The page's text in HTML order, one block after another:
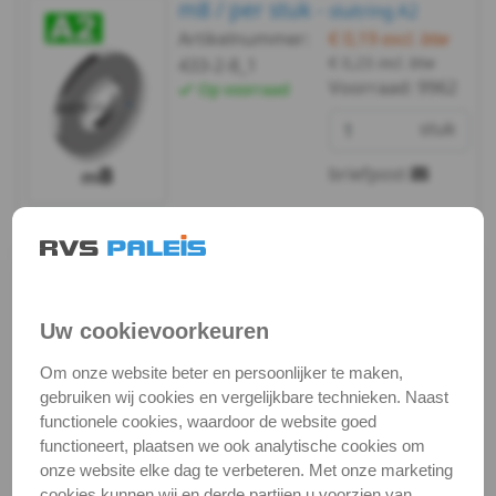
m2
DIN
433
-
A2
-
DIN
433
-
m8 / per stuk - sluitring A2
Artikelnummer:
Op voorraad
€ 0,19 excl. btw
incl. btw
Voorraad:
briefpost
Staffelprijzen bij afname vanaf:
€ 0,16 excl.btw
€ 0,17 excl.btw
m8 / verp. 200 st. -sluitring A2
Artikelnummer:
€ 8,24 excl. btw
Uw cookievoorkeuren
Om onze website beter en persoonlijker te maken,
gebruiken wij cookies en vergelijkbare technieken. Naast
functionele cookies, waardoor de website goed
functioneert, plaatsen we ook analytische cookies om
onze website elke dag te verbeteren. Met onze marketing